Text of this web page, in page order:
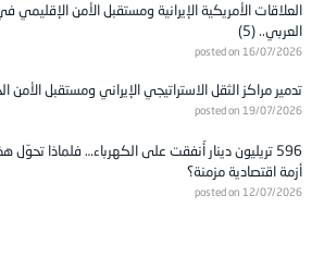
العلاقات الأمريكية الإيرانية ومستقبل الأمن الإقليمي
العربي.. (5)
posted on 16/07/2026
تدمير مراكز الثقل الاستراتيجي الإيراني ومستقبل الأمن
posted on 19/07/2026
596 تريليون دينار أُنفقت على الكهرباء… فلماذا تحوّل
أزمة اقتصادية مزمنة؟
posted on 12/07/2026